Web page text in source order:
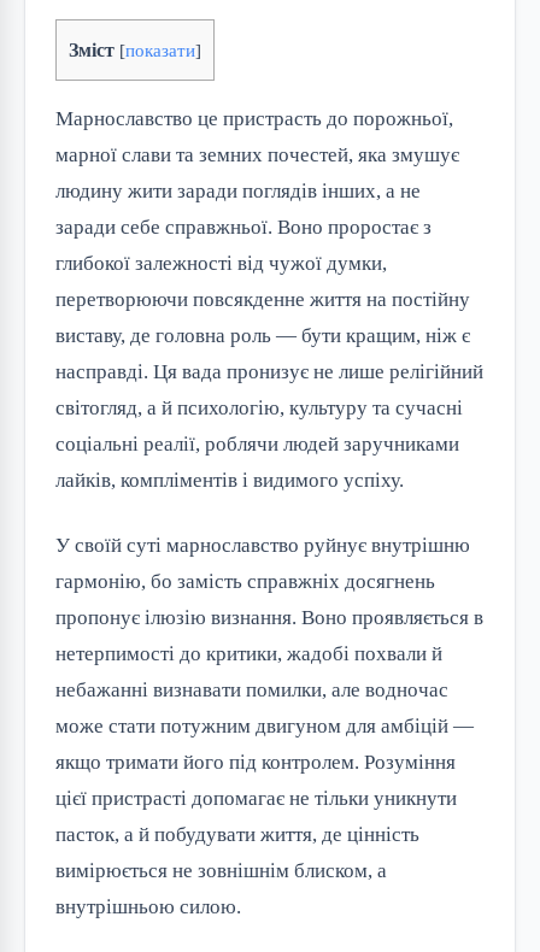
Зміст [показати]
Марнославство це пристрасть до порожньої,
марної слави та земних почестей, яка змушує
людину жити заради поглядів інших, а не
заради себе справжньої. Воно проростає з
глибокої залежності від чужої думки,
перетворюючи повсякденне життя на постійну
виставу, де головна роль — бути кращим, ніж є
насправді. Ця вада пронизує не лише релігійний
світогляд, а й психологію, культуру та сучасні
соціальні реалії, роблячи людей заручниками
лайків, компліментів і видимого успіху.
У своїй суті марнославство руйнує внутрішню
гармонію, бо замість справжніх досягнень
пропонує ілюзію визнання. Воно проявляється в
нетерпимості до критики, жадобі похвали й
небажанні визнавати помилки, але водночас
може стати потужним двигуном для амбіцій —
якщо тримати його під контролем. Розуміння
цієї пристрасті допомагає не тільки уникнути
пасток, а й побудувати життя, де цінність
вимірюється не зовнішнім блиском, а
внутрішньою силою.